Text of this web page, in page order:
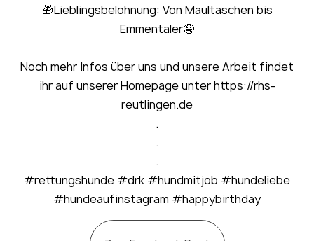
🎁Lieblingsbelohnung: Von Maultaschen bis
Emmentaler🤤
Noch mehr Infos über uns und unsere Arbeit findet
ihr auf unserer Homepage unter https://rhs-
reutlingen.de
.
.
.
#rettungshunde #drk #hundmitjob #hundeliebe
#hundeaufinstagram #happybirthday